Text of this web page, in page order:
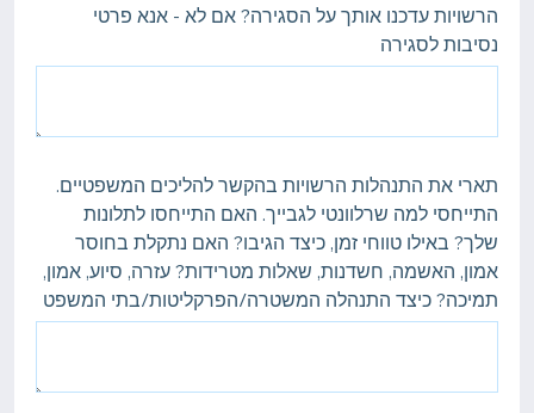
הרשויות עדכנו אותך על הסגירה? אם לא - אנא פרטי
נסיבות לסגירה
תארי את התנהלות הרשויות בהקשר להליכים המשפטיים.
התייחסי למה שרלוונטי לגבייך. האם התייחסו לתלונות
שלך? באילו טווחי זמן, כיצד הגיבו? האם נתקלת בחוסר
אמון, האשמה, חשדנות, שאלות מטרידות? עזרה, סיוע, אמון,
תמיכה? כיצד התנהלה המשטרה/הפרקליטות/בתי המשפט